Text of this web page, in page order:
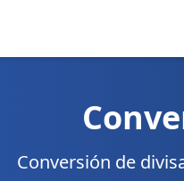
Conversión de